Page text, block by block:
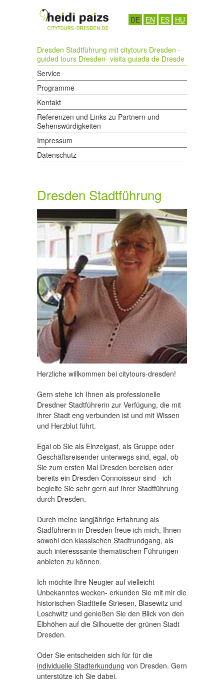
DE EN ES HU
Dresden Stadtführung mit citytours Dresden -
guided tours Dresden- visita guiada de Dresde
Service
Programme
Kontakt
Referenzen und Links zu Partnern und
Sehenswürdigkeiten
Impressum
Datenschutz
Dresden Stadtführung
Herzliche willkommen bei citytours-dresden!
Gern stehe ich Ihnen als professionelle
Dresdner Stadtführerin zur Verfügung, die mit
ihrer Stadt eng verbunden ist und mit Wissen
und Herzblut führt.
Egal ob Sie als Einzelgast, als Gruppe oder
Geschäftsreisender unterwegs sind, egal, ob
Sie zum ersten Mal Dresden bereisen oder
bereits ein Dresden Connoisseur sind - ich
begleite Sie sehr gern auf Ihrer Stadtführung
durch Dresden.
Durch meine langjährige Erfahrung als
Stadführerin in Dresden freue ich mich, Ihnen
sowohl den klassischen Stadtrundgang, als
auch interesssante thematischen Führungen
anbieten zu können.
Ich möchte Ihre Neugier auf vielleicht
Unbekanntes wecken- erkunden Sie mit mir die
historischen Stadtteile Striesen, Blasewitz und
Loschwitz und genießen Sie den Blick von den
Elbhöhen auf die Silhouette der grünen Stadt
Dresden.
Oder Sie entscheiden sich für für die
individuelle Stadterkundung von Dresden. Gern
unterstütze ich Sie dabei.